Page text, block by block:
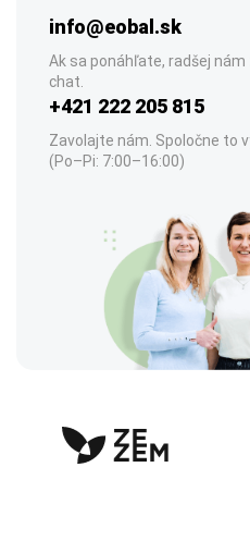
info@eobal.sk
Ak sa ponáhľate, radšej
chat.
+421 222 205 815
Zavolajte nám. Spoločne to
(Po–Pi: 7:00–16:00)